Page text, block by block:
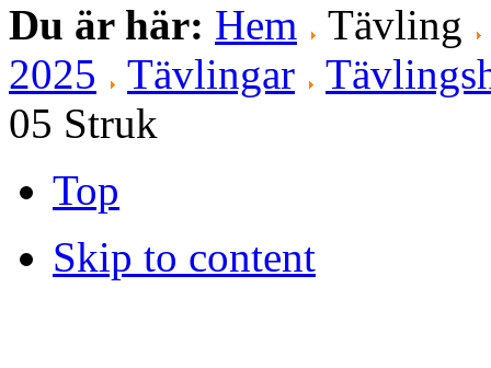
Du är här: Hem Tävling
2025
Tävlingar
05 Struk
Top
Skip to content